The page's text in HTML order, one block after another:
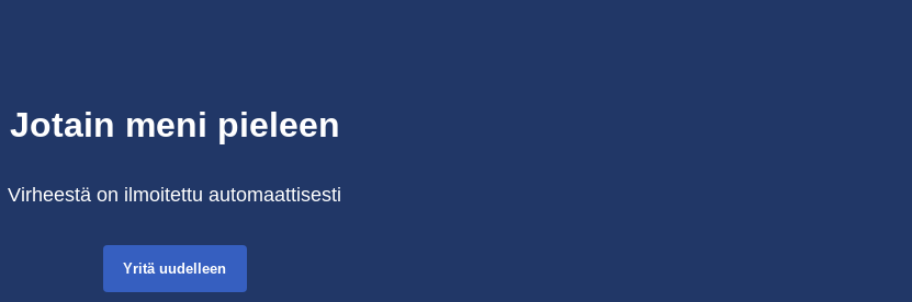
Jotain meni pieleen
Virheestä on ilmoitettu automaattisesti
Yritä uudelleen